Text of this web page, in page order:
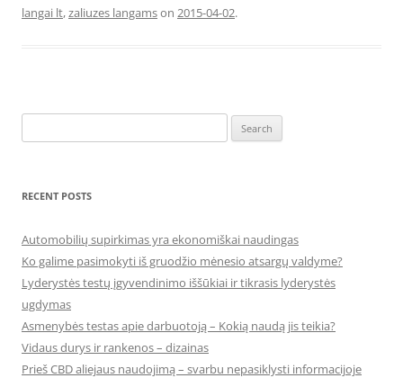
langai lt,zaliuzes langamson 2015-04-02.
for:
RECENT POSTS
Automobilių supirkimas yra ekonomiškai naudingas
Ko galime pasimokyti iš gruodžio mėnesio atsargų valdyme?
Lyderystės testų įgyvendinimo iššūkiai ir tikrasis lyderystės
ugdymas
Asmenybės testas apie darbuotoją – Kokią naudą jis teikia?
Vidaus durys ir rankenos – dizainas
Prieš CBD aliejaus naudojimą – svarbu nepasiklysti informacijoje